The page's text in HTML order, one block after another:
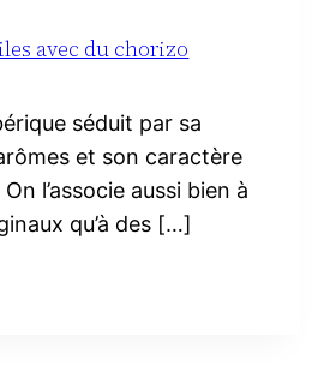
avec du chorizo
séduit par sa
et son caractère
l’associe aussi bien à
qu’à des […]